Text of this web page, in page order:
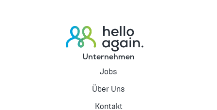
Unternehmen
Jobs
Über Uns
Kontakt